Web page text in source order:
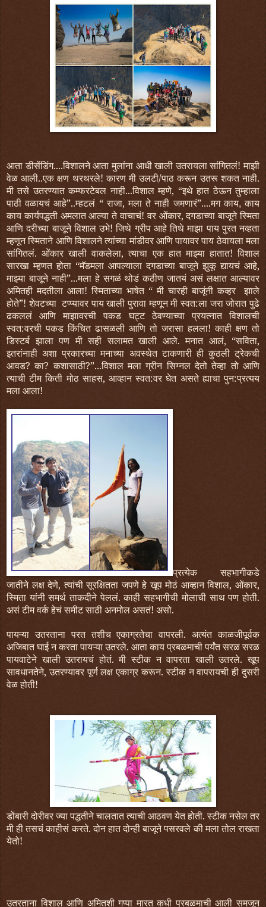
आता डीसेंडिंग....विशालने आता मुलांना आधी खाली उतरायला सांगितलं! माझी
वेळ आली..एक क्षण थरथरले! कारण मी उलटी/पाठ करून उतरू शकत नाही.
मी तसे उतरण्यात कम्फरटेबल नाही...विशाल म्हणे, “इथे हात ठेऊन तुम्हाला
पाठी वळायचं आहे”..म्हटलं “ राजा, मला ते नाही जमणारं”....मग काय, काय
काय कार्यपद्धती अमलात आल्या ते वाचाचं! वर ओंकार, दगडाच्या बाजूने स्मिता
आणि दरीच्या बाजूने विशाल उभे! जिथे ग्रीप आहे तिथे माझा पाय पुरत नव्हता
म्हणून स्मिताने आणि विशालने त्यांच्या मांडीवर आणि पायावर पाय ठेवायला मला
सांगितलं. ओंकार खाली वाकलेला, त्याचा एक हात माझ्या हातात! विशाल
सारखा म्हणत होता “मॅडमला आपल्याला दगडाच्या बाजूने झुकू द्यायचं आहे,
माझ्या बाजूने नाही”...मला हे सगळं थोडं कठीण जातयं असं लक्षात आल्यावर
अमितही मदतीला आला! स्मिताच्या भाषेत “ मी चारही बाजूंनी कव्हर झाले
होते”! शेवटच्या टप्प्यावर पाय खाली पुरावा म्हणून मी स्वत:ला जरा जोरात पुढे
ढकललं आणि माझावरची पकड घट्ट ठेवण्याच्या प्रयत्नात विशालची
स्वत:वरची पकड किंचित ढासळली आणि तो जरासा हलला! काही क्षण तो
डिस्टर्ब झाला पण मी सही सलामत खाली आले. मनात आलं, “सविता,
इतरांनाही अशा प्रकारच्या मनाच्या अवस्थेत टाकणारी ही कुठली ट्रेकची
आवड? का? कशासाठी?”...विशाल मला ग्रीन सिग्नल देतो तेव्हा तो आणि
त्याची टीम किती मोठ साहस, आव्हान स्वत:वर घेत असते ह्याचा पुन:प्रत्यय
मला आला!
प्रत्येक सहभागीकडे
जातीने लक्ष देणे, त्यांची सूरक्षितता जपणे हे खूप मोठं आव्हान विशाल, ओंकार,
स्मिता यांनी समर्थ ताकदीने पेललं. काही सहभागीची मोलाची साथ पण होती.
असं टीम वर्क हेचं समीट साठी अनमोल असतं! असो.
पायऱ्या उतरताना परत तशीच एकाग्रतेचा वापरली. अत्यंत काळजीपूर्वक
अजिबात घाई न करता पायऱ्या उतरले. आता काय प्रबळमाची पर्यंत सरळ सरळ
पायवाटेने खाली उतरायचं होतं. मी स्टीक न वापरता खाली उतरले. खूप
सावधानतेने, उतरण्यावर पूर्ण लक्ष एकाग्र करून. स्टीक न वापरायची ही दुसरी
वेळ होती!
डोंबारी दोरीवर ज्या पद्धतीने चालतात त्याची आठवण येत होती. स्टीक नसेल तर
मी ही तसचं काहीसं करते. दोन हात दोन्ही बाजूने पसरवले की मला तोल राखता
येतो!
उतरताना विशाल आणि अमितशी गप्पा मारत कधी प्रबळमाची आली समजून